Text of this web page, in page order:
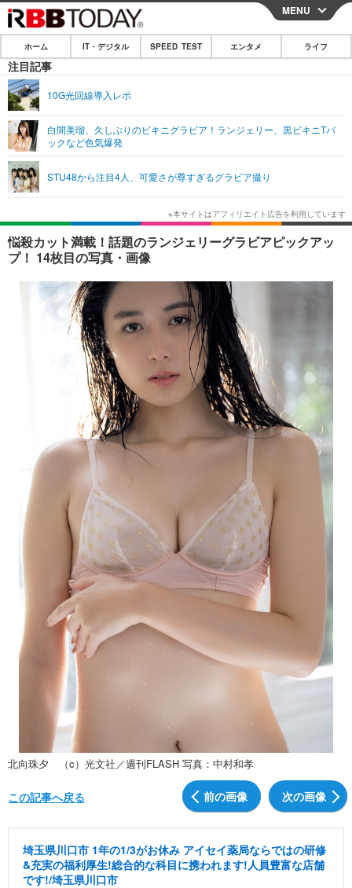
CLOSE
ホーム
IT・デジタル
ネタ
ショッピング その他
SPEED TEST
エンタメ
エンタメTOP 映画・ドラマ
韓国・芸能
音楽 スポーツ
ショッピング
ライフ
ライフTOP グルメ
ペット ショッピング
その他
リリース一覧
プッシュ通知の停止方法
MENU
ホーム IT・デジタル SPEED TEST エンタメ ライフ
注目記事
10G光回線導入レポ
白間美瑠、久しぶりのビキニグラビア！ランジェリー、黒ビキニTバ
ックなど色気爆発
STU48から注目4人、可愛さが尊すぎるグラビア撮り
悩殺カット満載！話題のランジェリーグラビアピックアッ
プ！ 14枚目の写真・画像
北向珠夕 （c）光文社／週刊FLASH 写真：中村和孝
前の画像 次の画像
この記事へ戻る
埼玉県川口市 1年の1/3がお休み アイセイ薬局ならではの研修
&充実の福利厚生!総合的な科目に携われます!人員豊富な店舗
です!/埼玉県川口市